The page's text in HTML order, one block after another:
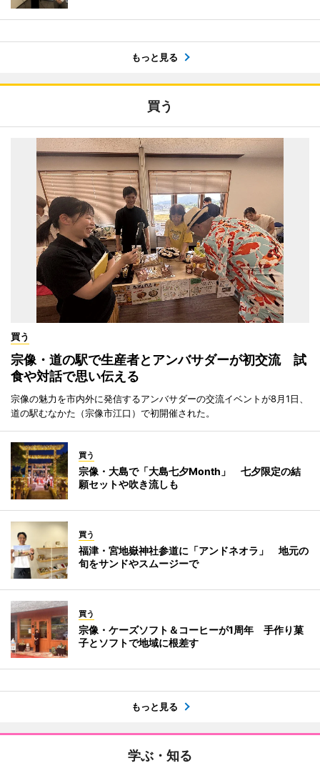
もっと見る
買う
買う
宗像・道の駅で生産者とアンバサダーが初交流 試
食や対話で思い伝える
宗像の魅力を市内外に発信するアンバサダーの交流イベントが8月1日、
道の駅むなかた（宗像市江口）で初開催された。
買う
宗像・大島で「大島七夕Month」 七夕限定の結
願セットや吹き流しも
買う
福津・宮地嶽神社参道に「アンドネオラ」 地元の
旬をサンドやスムージーで
買う
宗像・ケーズソフト＆コーヒーが1周年 手作り菓
子とソフトで地域に根差す
もっと見る
学ぶ・知る